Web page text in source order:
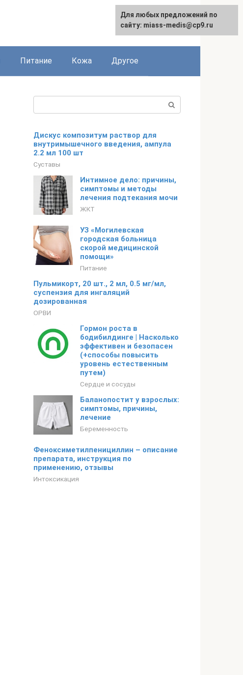
Питание Кожа Другое
Дискус композитум раствор для
внутримышечного введения, ампула
2.2 мл 100 шт
Суставы
Интимное дело: причины,
симптомы и методы
лечения подтекания мочи
ЖКТ
УЗ «Могилевская
городская больница
скорой медицинской
помощи»
Питание
Пульмикорт, 20 шт., 2 мл, 0.5 мг/мл,
суспензия для ингаляций
дозированная
ОРВИ
Гормон роста в
бодибилдинге | Насколько
эффективен и безопасен
(+способы повысить
уровень естественным
путем)
Сердце и сосуды
Баланопостит у взрослых:
симптомы, причины,
лечение
Беременность
Феноксиметилпенициллин – описание
препарата, инструкция по
применению, отзывы
Интоксикация
Для любых предложений по
сайту: miass-medis@cp9.ru